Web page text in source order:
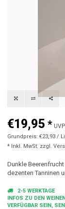
€19,95 * UVP
Grundpreis: €23,93 /
* Inkl. MwSt. zzgl.
Dunkle
dezenten Tanninen
2-5 WERKTAGE
INFOS ZU DEN
VERFÜGBAR SEIN,